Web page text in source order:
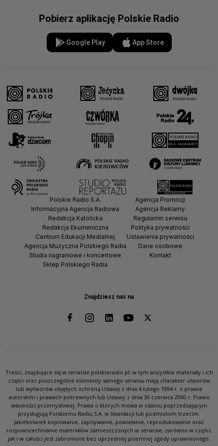
Pobierz aplikację Polskie Radio
Google Play App Store
Znajdziesz nas na
Polskie Radio S.A.
Informacyjna Agencja Radiowa
Redakcja Katolicka
Redakcja Ekumeniczna
Centrum Edukacji Medialnej
Agencja Muzyczna Polskiego Radia
Studia nagraniowe i koncertowe
Sklep Polskiego Radia
Agencja Promocji
Agencja Reklamy
Regulamin serwisu
Polityka prywatności
Ustawienia prywatności
Dane osobowe
Kontakt
Treści, znajdujące się w serwisie polskieradio.pl, w tym wszystkie materiały i ich
części oraz poszczególne elementy samego serwisu mają charakter utworów
lub wytworów objętych ochroną Ustawy z dnia 4 lutego 1994 r. o prawie
autorskim i prawach pokrewnych lub Ustawy z dnia 30 czerwca 2000 r. Prawo
własności przemysłowej. Prawa o których mowa w zdaniu poprzedzającym
przysługują Polskiemu Radiu S.A. w likwidacji lub podmiotom trzecim.
Jakiekolwiek kopiowanie, zapisywanie, powielanie, reprodukowanie oraz
rozpowszechnianie materiałów zamieszczonych w serwisie, zarówno w części,
jak i w całości jest zabronione bez uprzedniej pisemnej zgody uprawnionego.